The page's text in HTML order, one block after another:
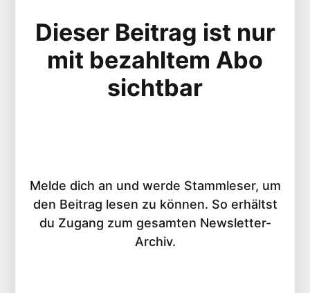
Dieser Beitrag ist nur
mit bezahltem Abo
sichtbar
Melde dich an und werde Stammleser, um
den Beitrag lesen zu können. So erhältst
du Zugang zum gesamten Newsletter-
Archiv.